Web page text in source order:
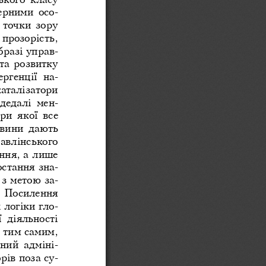
осо-
точки  зору
управ-
розвитку
на-
мен-
якої  все
дають
а лише
зна-
з метою за-
Посилення
гло-
тим самим,
адміні-
поза су-